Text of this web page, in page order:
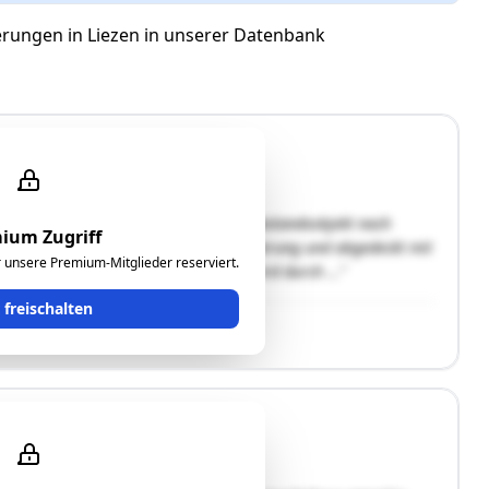
in Liezen in unserer Datenbank
Zugriff
unsere Premium-Mitglieder reserviert.
freischalten
aus einem gegenüber dem Bestandsobjekt nach
Baublock, ohne Unterkellerung und abgedeckt mit
hat Stahlbetondecken und wird durch …"